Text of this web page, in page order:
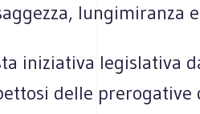
lungimiranza
iniziativa legislativa
delle prerogative